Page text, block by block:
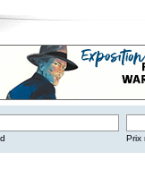
Prix